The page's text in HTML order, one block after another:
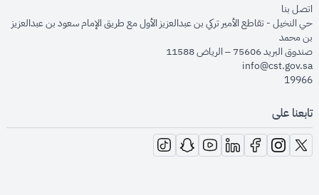
اتصل بنا
حي النخيل - تقاطع الأمير تركي بن عبدالعزيز الأول مع طريق الإمام سعود بن عبدالعزيز
بن محمد
صندوق البريد 75606 – الرياض 11588
info@cst.gov.sa
19966
تابعنا على
opens in new window
opens in new window
opens in new window
opens in new window
opens in new window
opens in new window
opens in new window